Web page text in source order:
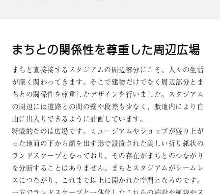
まちとの関係性を尊重した周辺広場
まちと直接接するスタジアムの周辺部分にこそ、人々の生活
が深く関わってきます。そこで建物だけでなく周辺部分とま
ちとの関係性を尊重したデザインを行いました。スタジアム
の周辺には道路との間の壁や段差も少なく、敷地内により自
由に出入りできるように計画しています。
特徴的なのは広場です。ミュージアムやショップが盛り上が
った地面の下から顔を出す形で設置された美しい折り紙状の
ランドスケープとなっており、その存在がまちとのつながり
を分断することはありません。まちとスタジアムがシームレ
スにつながり、これまで以上に開かれた空間となるのです。
一方でランドスケープと一体化したこれらの施設や植栽やス